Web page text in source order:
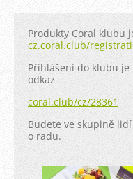
Produkty Coral klubu
cz.coral.club/
Přihlášení do klubu je
odkaz
coral.club/cz/28361
Budete ve skupině
o radu.